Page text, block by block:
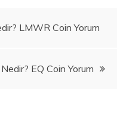
LMWR Coin Yorum
EQ Coin Yorum